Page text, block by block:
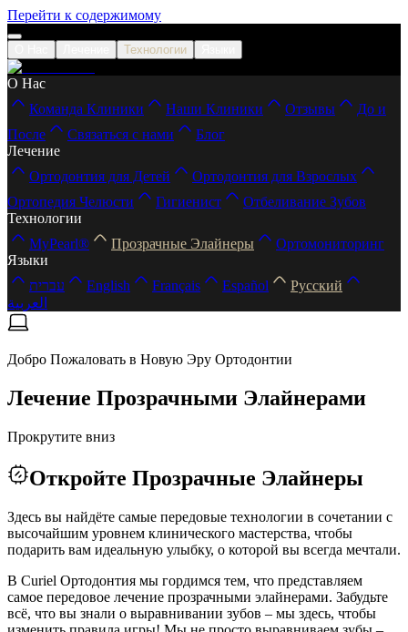
Перейти к содержимому
Технологии
О Нас
Команда Клиники
Наши Клиники Отзывы
До и
После
Связаться с нами
Блог
Лечение
Ортодонтия для Детей
Ортодонтия для Взрослых
Ортопедия Челюсти
Гигиенист
Отбеливание Зубов
Технологии
MyPearl®
Прозрачные Элайнеры
Ортомониторинг
Языки
עברית
English Français Español
Русский
العربية
Добро Пожаловать в Новую Эру Ортодонтии
Лечение Прозрачными Элайнерами
Прокрутите вниз
Откройте Прозрачные Элайнеры
Здесь вы найдёте самые передовые технологии в сочетании с
высочайшим уровнем клинического мастерства, чтобы
подарить вам идеальную улыбку, о которой вы всегда мечтали.
В Curiel Ортодонтия мы гордимся тем, что представляем
самое передовое лечение прозрачными элайнерами. Забудьте
всё, что вы знали о выравнивании зубов – мы здесь, чтобы